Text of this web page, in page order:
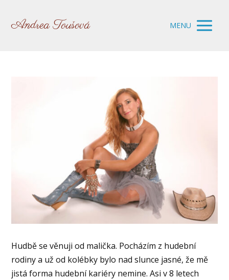
Andrea Toušová MENU
Hudbě se věnuji od malička. Pocházím z hudební
rodiny a už od kolébky bylo nad slunce jasné, že mě
jistá forma hudební kariéry nemine. Asi v 8 letech